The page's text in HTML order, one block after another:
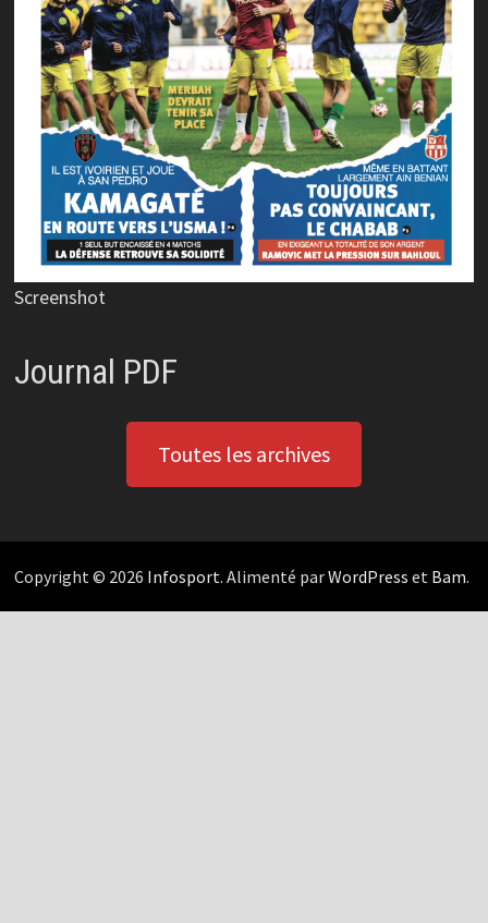
Screenshot
Journal PDF
Toutes les archives
Copyright © 2026 Infosport. Alimenté parWordPress et Bam.